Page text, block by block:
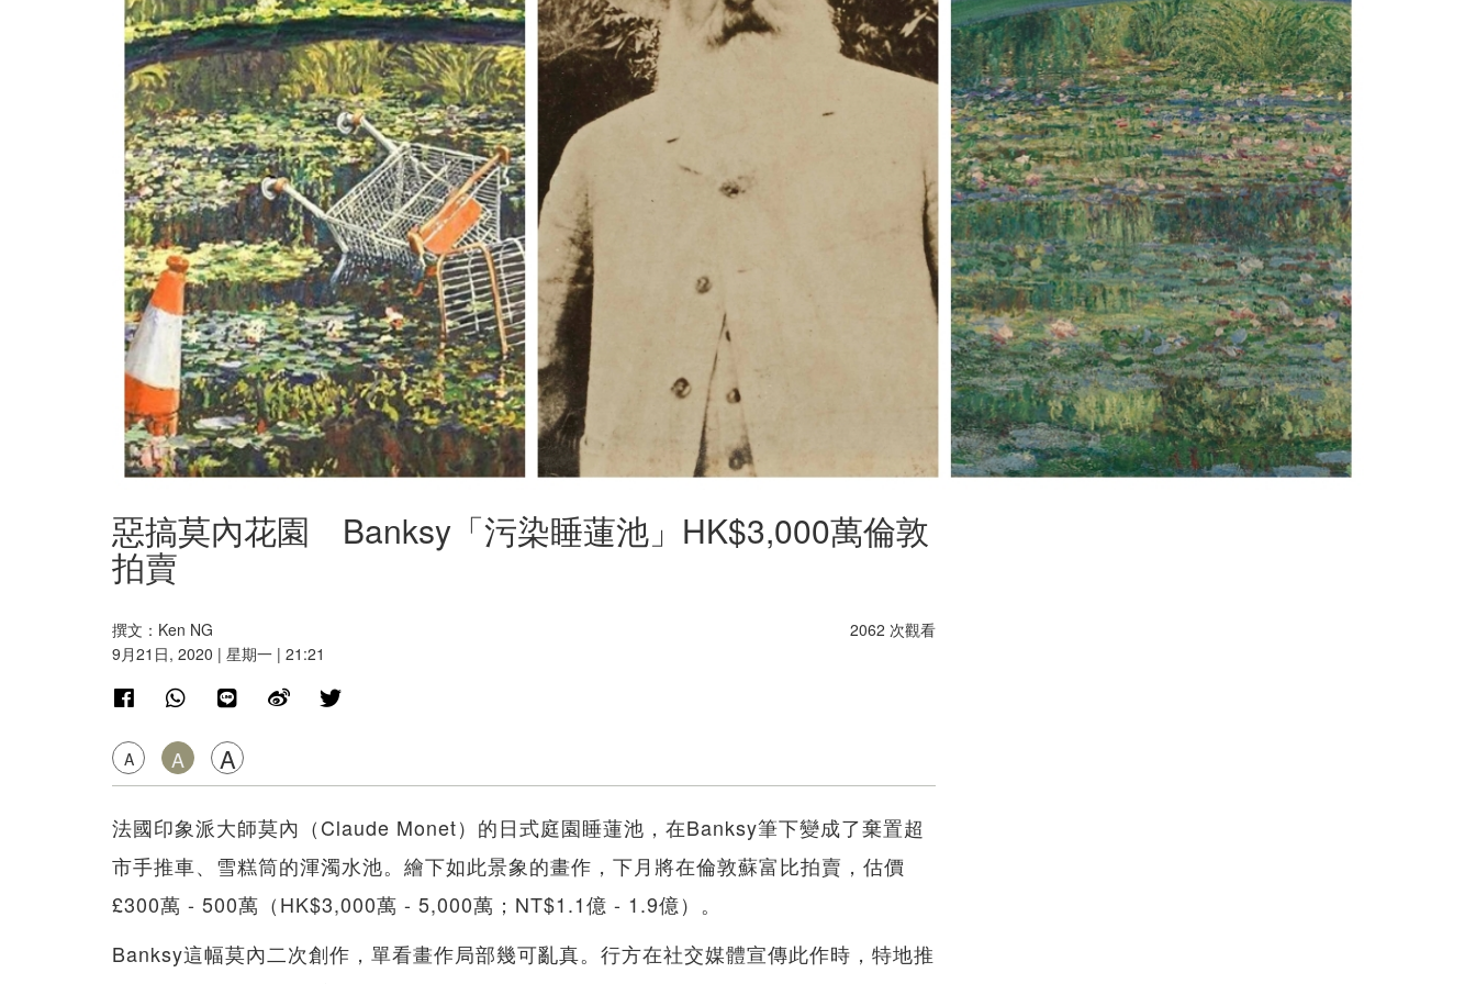
惡搞莫內花園 Banksy「污染睡蓮池」HK$3,000萬倫敦
拍賣
撰文：Ken NG
9月21日, 2020 | 星期一 | 21:21
A A A
2062 次觀看
法國印象派大師莫內（Claude Monet）的日式庭園睡蓮池，在Banksy筆下變成了棄置超
市手推車、雪糕筒的渾濁水池。繪下如此景象的畫作，下月將在倫敦蘇富比拍賣，估價
£300萬 - 500萬（HK$3,000萬 - 5,000萬；NT$1.1億 - 1.9億）。
Banksy這幅莫內二次創作，單看畫作局部幾可亂真。行方在社交媒體宣傳此作時，特地推